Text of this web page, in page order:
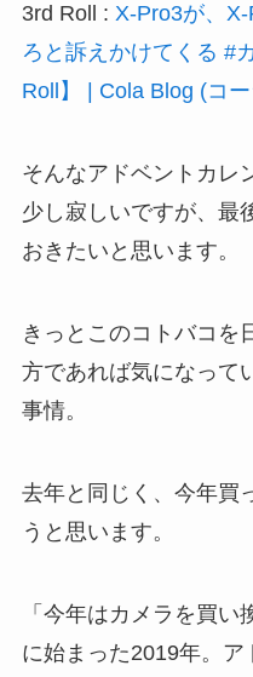
3rd Roll : X-Pro3が、
ろと訴えかけてくる #
Roll】 | Cola Blog (コ
そんなアドベントカレ
少し寂しいですが、最
おきたいと思います。
きっとこのコトバコを
方であれば気になって
事情。
去年と同じく、今年買
うと思います。
「今年はカメラを買
に始まった2019年。